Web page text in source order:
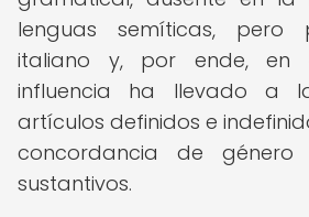
lenguas semíticas, pero
italiano y, por ende, en
influencia ha llevado a
artículos definidos e
concordancia de
sustantivos.